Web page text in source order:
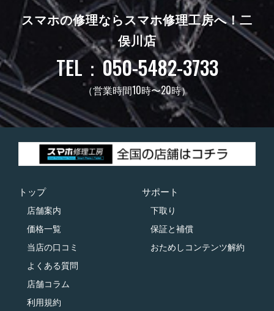
スマホの修理ならスマホ修理工房へ！二
俣川店
TEL：050-5482-3733
（営業時間10時〜20時）
トップ
店舗案内
価格一覧
当店の口コミ
よくある質問
店舗コラム
利用規約
サポート
下取り
保証と補償
おためしコンテンツ解約